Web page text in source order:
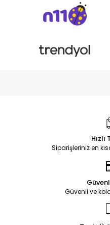
Siparişleriniz en
Güvenli ve